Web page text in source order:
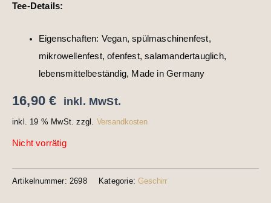
Tee-Details:
Eigenschaften: Vegan, spülmaschinenfest,
mikrowellenfest, ofenfest, salamandertauglich,
lebensmittelbeständig, Made in Germany
16,90€ inkl. MwSt.
inkl. 19 % MwSt. zzgl. Versandkosten
Nicht vorrätig
Artikelnummer: 2698 Kategorie:Geschirr